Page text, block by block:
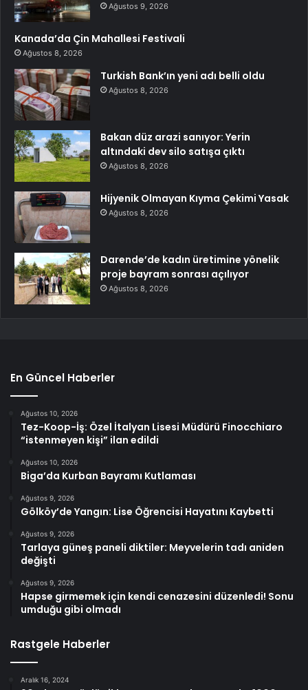
Ağustos 9, 2026
Kanada’da Çin Mahallesi Festivali
Ağustos 8, 2026
Turkish Bank’ın yeni adı belli oldu
Ağustos 8, 2026
Bakan düz arazi sanıyor: Yerin
altındaki dev silo satışa çıktı
Ağustos 8, 2026
Hijyenik Olmayan Kıyma Çekimi Yasak
Ağustos 8, 2026
Darende’de kadın üretimine yönelik
proje bayram sonrası açılıyor
Ağustos 8, 2026
En Güncel Haberler
Ağustos 10, 2026
Tez-Koop-İş: Özel İtalyan Lisesi Müdürü Finocchiaro
“istenmeyen kişi” ilan edildi
Ağustos 10, 2026
Biga’da Kurban Bayramı Kutlaması
Ağustos 9, 2026
Gölköy’de Yangın: Lise Öğrencisi Hayatını Kaybetti
Ağustos 9, 2026
Tarlaya güneş paneli diktiler: Meyvelerin tadı aniden
değişti
Ağustos 9, 2026
Hapse girmemek için kendi cenazesini düzenledi! Sonu
umduğu gibi olmadı
Rastgele Haberler
Aralık 16, 2024